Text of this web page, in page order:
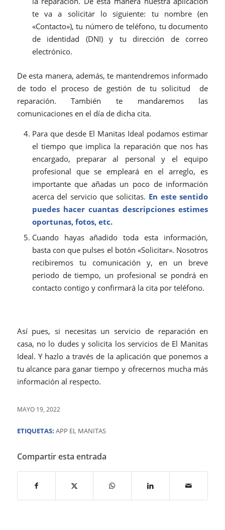
te va a solicitar lo siguiente: tu nombre (en
«Contacto»), tu número de teléfono, tu documento
de identidad (DNI) y tu dirección de correo
electrónico.
De esta manera, además, te mantendremos informado
de todo el proceso de gestión de tu solicitud de
reparación. También te mandaremos las
comunicaciones en el día de dicha cita.
Para que desde El Manitas Ideal podamos estimar
el tiempo que implica la reparación que nos has
encargado, preparar al personal y el equipo
profesional que se empleará en el arreglo, es
importante que añadas un poco de información
acerca del servicio que solicitas. En este sentido
puedes hacer cuantas descripciones estimes
oportunas, fotos, etc.
Cuando hayas añadido toda esta información,
basta con que pulses el botón «Solicitar». Nosotros
recibiremos tu comunicación y, en un breve
periodo de tiempo, un profesional se pondrá en
contacto contigo y confirmará la cita por teléfono.
Así pues, si necesitas un servicio de reparación en
casa, no lo dudes y solicita los servicios de El Manitas
Ideal. Y hazlo a través de la aplicación que ponemos a
tu alcance para ganar tiempo y ofrecernos mucha más
información al respecto.
MAYO 19, 2022
ETIQUETAS: APP EL MANITAS
Compartir esta entrada